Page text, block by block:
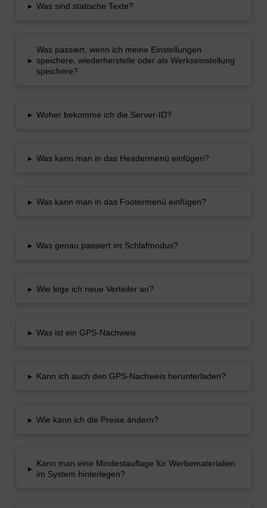
▸ Was sind statische Texte?
▸
Was passiert, wenn ich meine Einstellungen
speichere, wiederherstelle oder als Werkseinstellung
speichere?
▸ Woher bekomme ich die Server-ID?
▸ Was kann man in das Headermenü einfügen?
▸ Was kann man in das Footermenü einfügen?
▸ Was genau passiert im Schlafmodus?
▸ Wie lege ich neue Verteiler an?
▸ Was ist ein GPS-Nachweis
▸ Kann ich auch den GPS-Nachweis herunterladen?
▸ Wie kann ich die Preise ändern?
▸
Kann man eine Mindestauflage für Werbematerialien
im System hinterlegen?